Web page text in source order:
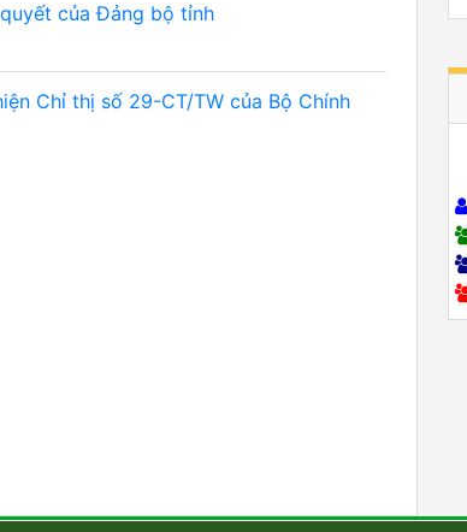
của Đảng bộ tỉnh
Chỉ thị số 29-CT/TW của Bộ Chính